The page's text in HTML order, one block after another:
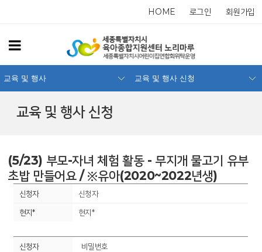
HOME 로그인 회원가입
교육 및 행사 신청
교육 및 행사 교육 및 행사 신청
(5/23) 부모-자녀 체험 활동 - 무지개 물고기 유부
초밥 만들어요 / ※유아(2020~2022년생)
신청자
현지*
비밀번호